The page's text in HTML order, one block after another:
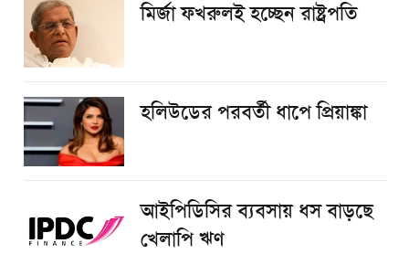
মির্জা ফখরুলই হচ্ছেন রাষ্ট্রপতি
হলিউডের পরবর্তী ধাপে প্রিয়াঙ্কা
আইপিডিসির ব্যবসায় ধস বাড়ছে
খেলাপি ঋণ